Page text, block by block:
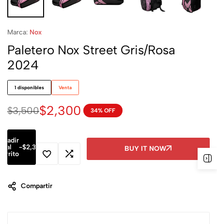
Marca: Nox
Paletero Nox Street Gris/Rosa
2024
1 disponibles Venta
$3,500$2,300 34% OFF
al
-$2,300 BUY IT NOW
Compartir